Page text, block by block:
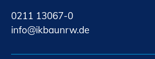
0211 13067-0
nf
kb nrwd